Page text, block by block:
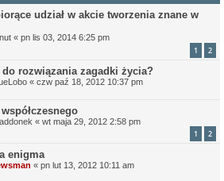
udział w akcie tworzenia znane w
« pn lis 03, 2014 6:25 pm
1 2
rozwiązania zagadki życia?
« czw paź 18, 2012 10:37 pm
« wt maja 29, 2012 2:58 pm
1 2
enigma
« pn lut 13, 2012 10:11 am